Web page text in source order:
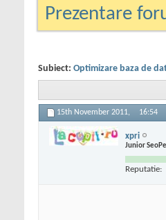
Prezentare
Subiect: Optimizare baza de
15th November 2011, 16:54
xpri
Junior
Reputatie: